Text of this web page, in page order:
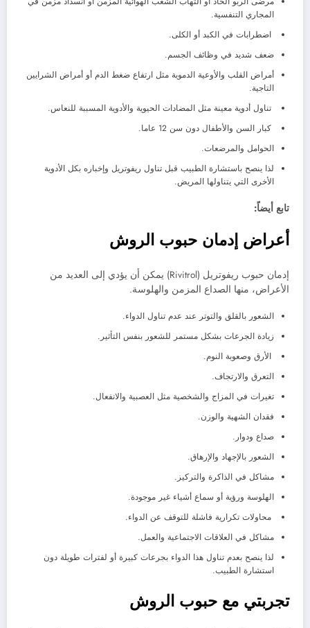
المجاري التنفسية.
اضطرابات في الكبد أو الكلى.
ضعف شديد في وظائف الجسم.
أمراض القلب والأوعية الدموية مثل ارتفاع ضغط الدم أو أمراض الشرايين
التاجية.
تناول أدوية معينة مثل المضادات الحيوية والأدوية المسببة للنعاس.
كبار السن والأطفال دون سن 12 عاما.
الحوامل والمرضعات.
لذا ينصح باستشارة الطبيب قبل تناول ريفوتريل وإخباره بكل الأدوية
الأخرى التي يتناولها المريض.
تابع أيضاً:
أعراض إدمان حبوب الروش
إدمان حبوب ريفوتريل (Rivitrol) يمكن أن يؤدي إلى العديد من
الأعراض، منها الصداع المزمن والهلوسة.
الشعور بالقلق والتوتر عند عدم تناول الدواء.
زيادة الجرعات بشكل مستمر للشعور بنفس التأثير.
الأرق وصعوبة النوم.
التعرق والارتجاف.
تغيرات في المزاج والشخصية مثل العصبية والانفعال.
فقدان الشهية والوزن.
صداع ودوار.
الشعور بالإجهاد والإرهاق.
مشاكل في الذاكرة والتركيز.
الهلوسة ورؤية أو سماع أشياء غير موجودة.
محاولات تكرارية فاشلة للتوقف عن الدواء.
مشاكل في العلاقات الاجتماعية والعمل.
لذا ينصح بعدم تناول هذا الدواء بجرعات كبيرة أو لفترات طويلة دون
استشارة الطبيب.
تجربتي مع حبوب الروش